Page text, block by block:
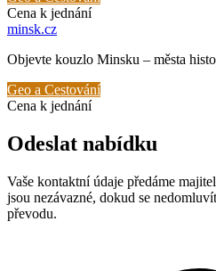
Cena k jednání
minsk.cz
Objevte kouzlo Minsku – města
Geo a Cestování
Cena k jednání
Odeslat nabídku
Vaše kontaktní údaje předáme
jsou nezávazné, dokud se
převodu.